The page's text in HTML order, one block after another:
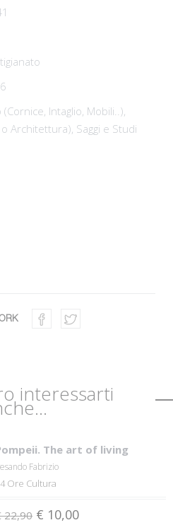
Intaglio, Mobili..),
Architettura), Saggi e Studi
interessarti
The art of living
Fabrizio
Ore Cultura
22,90 € 10,00